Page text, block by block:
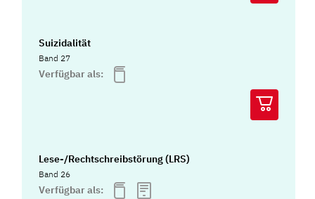
Suizidalität
Band 27
Verfügbar als:
Lese-/Rechtschreibstörung (LRS)
Band 26
Verfügbar als: